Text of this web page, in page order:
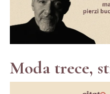
Moda trece,